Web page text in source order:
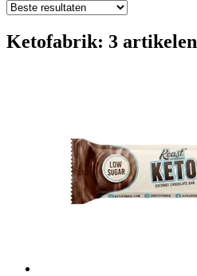
Ketofabrik: 3 artikelen